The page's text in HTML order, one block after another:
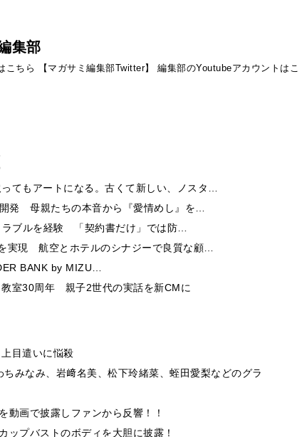
集部
こちら 【マガサミ編集部Twitter】
編集部のYoutubeアカウントはこ
てもアートになる。古くて新しい、ノスタ…
発 母親たちの本音から『愛情めし』を…
ブルを経験 「契約書だけ」では防…
実現 航空とホテルのシナジーで良質な顧…
BANK by MIZU…
室30周年 親子2世代の実話を新CMに
目遣いに悩殺
みなみ、岩﨑名美、松下玲緒菜、蛭田愛梨などのグラ
動画で披露しファンから反響！！
ップバストのボディを大胆に披露！